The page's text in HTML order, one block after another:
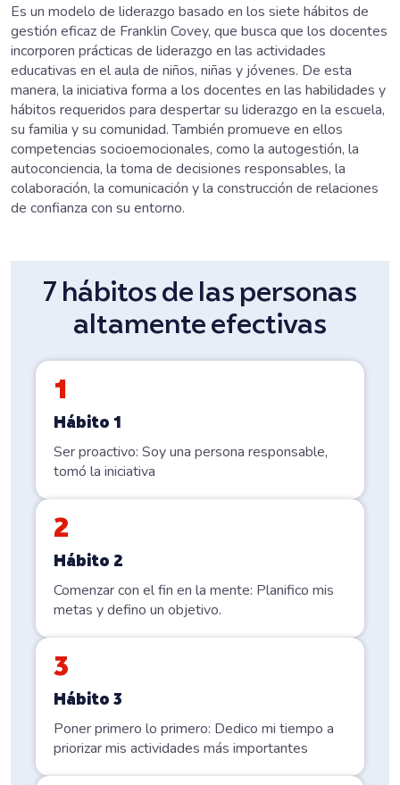
Es un modelo de liderazgo basado en los siete hábitos de
gestión eficaz de Franklin Covey, que busca que los docentes
incorporen prácticas de liderazgo en las actividades
educativas en el aula de niños, niñas y jóvenes. De esta
manera, la iniciativa forma a los docentes en las habilidades y
hábitos requeridos para despertar su liderazgo en la escuela,
su familia y su comunidad. También promueve en ellos
competencias socioemocionales, como la autogestión, la
autoconciencia, la toma de decisiones responsables, la
colaboración, la comunicación y la construcción de relaciones
de confianza con su entorno.
7 hábitos de las personas
altamente efectivas
1
Hábito 1
Ser proactivo: Soy una persona responsable,
tomó la iniciativa
2
Hábito 2
Comenzar con el fin en la mente: Planifico mis
metas y defino un objetivo.
3
Hábito 3
Poner primero lo primero: Dedico mi tiempo a
priorizar mis actividades más importantes